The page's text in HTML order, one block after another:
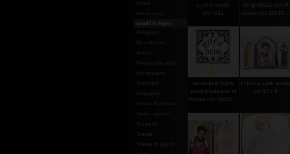
Piviali
Portachiavi
quadri in legno
Reliquiari
Ricambi vari
Rosari
Rosario per abito
francescano
Scapolari
Segnalibri
Servizi Battesimo
Spille argento
Stampati
Statue
Statue in Legno
s.carlo acutis
cm.7x11
serigrafaata pax et
bonum cm.10x10 ...
tavoletta in legno
serigrafaata pax et
bonum cm.10x10 ...
trittico s.carlo acutis
cm.12 x 8